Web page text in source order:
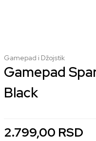
Gamepad i Džojstik
Gamepad
Black
2.799,00 RSD